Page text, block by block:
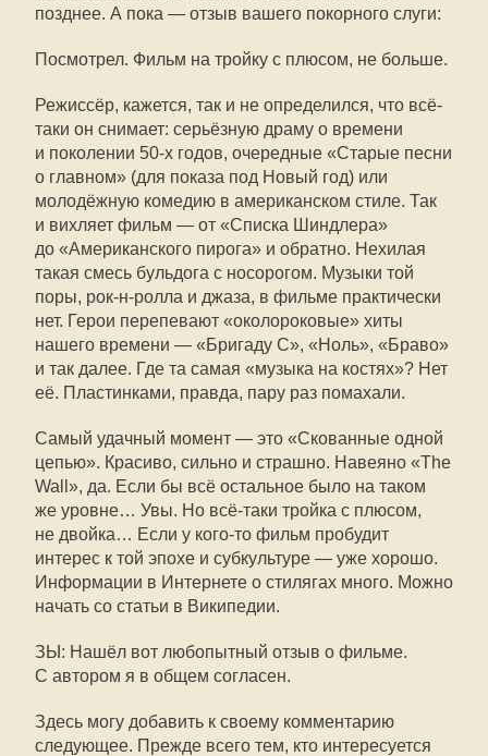
позднее. А пока — отзыв вашего покорного слуги:
Посмотрел. Фильм на тройку с плюсом, не больше.
Режиссёр, кажется, так и не определился, что всё-
таки он снимает: серьёзную драму о времени
и поколении 50-х годов, очередные «Старые песни
о главном» (для показа под Новый год) или
молодёжную комедию в американском стиле. Так
и вихляет фильм — от «Списка Шиндлера»
до «Американского пирога» и обратно. Нехилая
такая смесь бульдога с носорогом. Музыки той
поры, рок-н-ролла и джаза, в фильме практически
нет. Герои перепевают «околороковые» хиты
нашего времени — «Бригаду С», «Ноль», «Браво»
и так далее. Где та самая «музыка на костях»? Нет
её. Пластинками, правда, пару раз помахали.
Самый удачный момент — это «Скованные одной
цепью». Красиво, сильно и страшно. Навеяно «The
Wall», да. Если бы всё остальное было на таком
же уровне… Увы. Но всё-таки тройка с плюсом,
не двойка… Если у кого-то фильм пробудит
интерес к той эпохе и субкультуре — уже хорошо.
Информации в Интернете о стилягах много. Можно
начать со статьи в Википедии.
ЗЫ: Нашёл вот любопытный отзыв о фильме.
С автором я в общем согласен.
Здесь могу добавить к своему комментарию
следующее. Прежде всего тем, кто интересуется